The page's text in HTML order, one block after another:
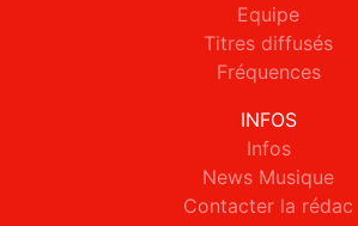
Equipe
Titres diffusés
Fréquences
INFOS
Infos
News Musique
Contacter la rédac